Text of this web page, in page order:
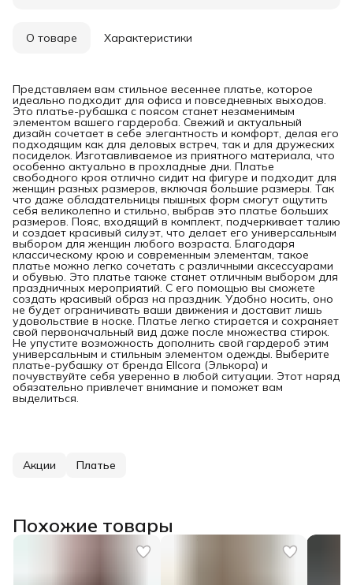
О товаре Характеристики
Представляем вам стильное весеннее платье, которое
идеально подходит для офиса и повседневных выходов.
Это платье-рубашка с поясом станет незаменимым
элементом вашего гардероба. Свежий и актуальный
дизайн сочетает в себе элегантность и комфорт, делая его
подходящим как для деловых встреч, так и для дружеских
посиделок. Изготавливаемое из приятного материала, что
особенно актуально в прохладные дни. Платье
свободного кроя отлично сидит на фигуре и подходит для
женщин разных размеров, включая большие размеры. Так
что даже обладательницы пышных форм смогут ощутить
себя великолепно и стильно, выбрав это платье больших
размеров. Пояс, входящий в комплект, подчеркивает талию
и создает красивый силуэт, что делает его универсальным
выбором для женщин любого возраста. Благодаря
классическому крою и современным элементам, такое
платье можно легко сочетать с различными аксессуарами
и обувью. Это платье также станет отличным выбором для
праздничных мероприятий. С его помощью вы сможете
создать красивый образ на праздник. Удобно носить, оно
не будет ограничивать ваши движения и доставит лишь
удовольствие в носке. Платье легко стирается и сохраняет
свой первоначальный вид даже после множества стирок.
Не упустите возможность дополнить свой гардероб этим
универсальным и стильным элементом одежды. Выберите
платье-рубашку от бренда Ellcora (Элькора) и
почувствуйте себя уверенно в любой ситуации. Этот наряд
обязательно привлечет внимание и поможет вам
выделиться.
Акции Платье
Похожие товары